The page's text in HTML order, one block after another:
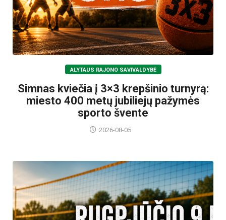
ALYTAUS RAJONO SAVIVALDYBĖ
Simnas kviečia į 3×3 krepšinio turnyrą:
miesto 400 metų jubiliejų pažymės
sporto švente
2026-08-05